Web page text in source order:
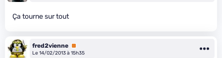
Ça tourne sur tout
fred2vienne Premium
Le 14/02/2013 à 15h35